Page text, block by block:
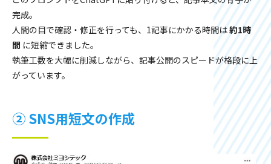
完成。
人間の目で確認・修正を行っても、1記事にかかる時間は約1時
間 に短縮できました。
執筆工数を大幅に削減しながら、記事公開のスピードが格段に上
がっています。
② SNS用短文の作成